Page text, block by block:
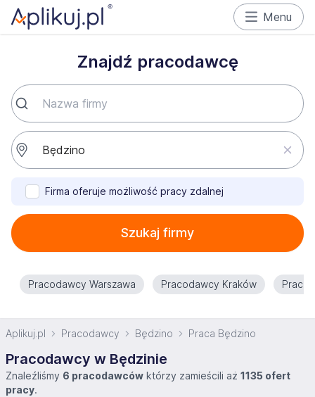
Menu
Znajdź pracodawcę
Firma oferuje możliwość pracy zdalnej
Szukaj firmy
Pracodawcy Warszawa Pracodawcy Kraków
Aplikuj.pl Pracodawcy Będzino Praca Będzino
Pracodawcy w Będzinie
Znaleźliśmy 6 pracodawców którzy zamieścili aż 1135 ofert
pracy.